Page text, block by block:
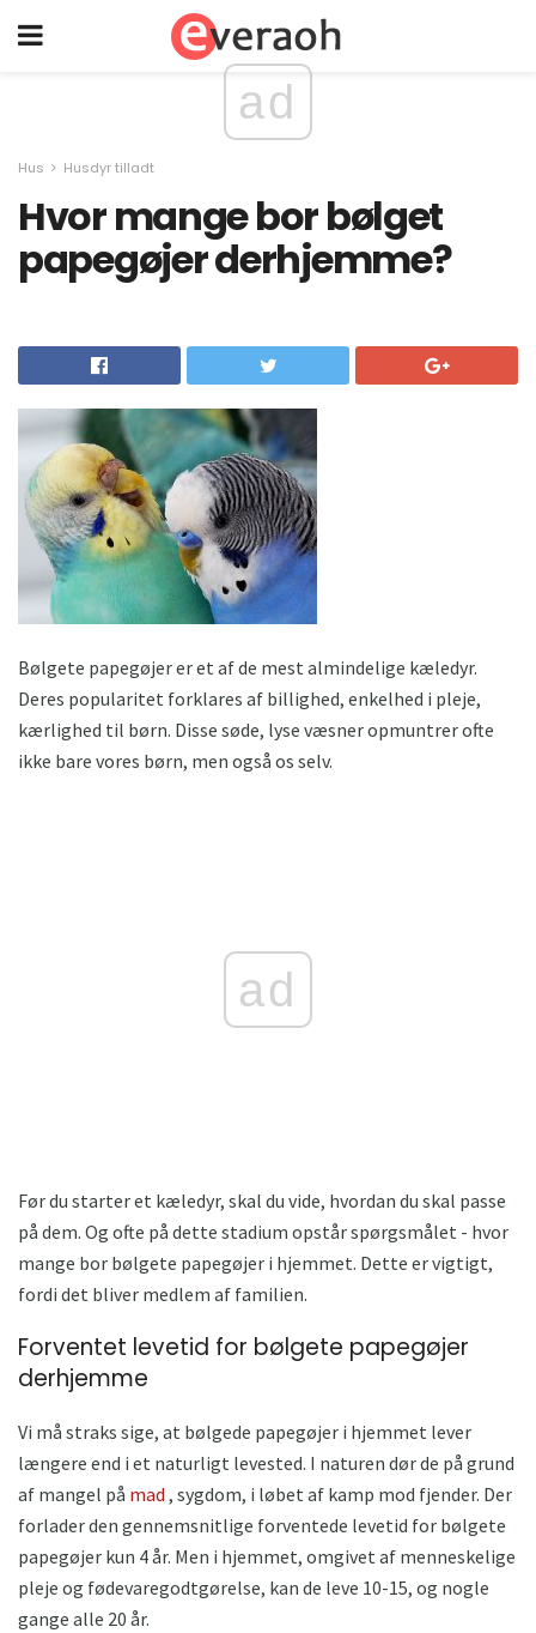
ad
Hus Husdyr tilladt
Hvor mange bor bølget
papegøjer derhjemme?
Bølgete papegøjer er et af de mest almindelige kæledyr.
Deres popularitet forklares af billighed, enkelhed i pleje,
kærlighed til børn. Disse søde, lyse væsner opmuntrer ofte
ikke bare vores børn, men også os selv.
ad
Før du starter et kæledyr, skal du vide, hvordan du skal passe
på dem. Og ofte på dette stadium opstår spørgsmålet - hvor
mange bor bølgete papegøjer i hjemmet. Dette er vigtigt,
fordi det bliver medlem af familien.
Forventet levetid for bølgete papegøjer
derhjemme
Vi må straks sige, at bølgede papegøjer i hjemmet lever
længere end i et naturligt levested. I naturen dør de på grund
af mangel på mad , sygdom, i løbet af kamp mod fjender. Der
forlader den gennemsnitlige forventede levetid for bølgete
papegøjer kun 4 år. Men i hjemmet, omgivet af menneskelige
pleje og fødevaregodtgørelse, kan de leve 10-15, og nogle
gange alle 20 år.